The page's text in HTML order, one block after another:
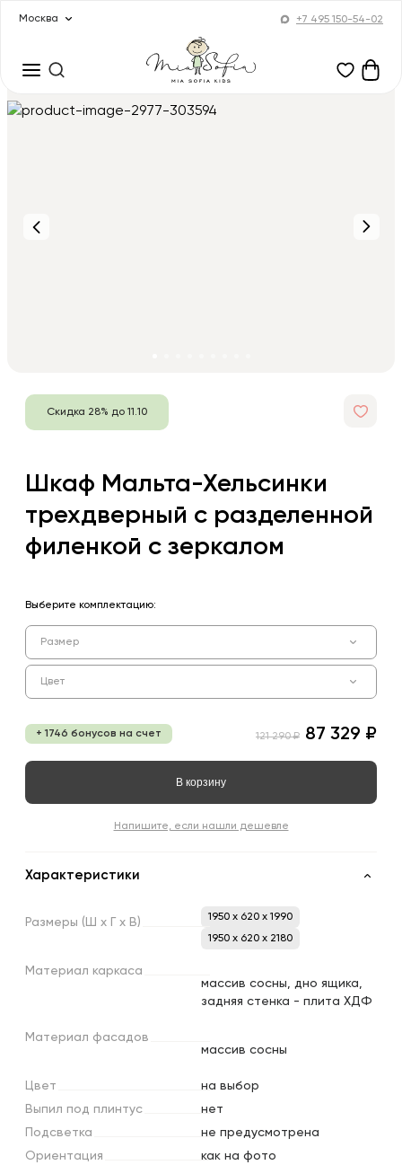
Москва +7 495 150-54-02
Скидка 28% до 11.10
Шкаф Мальта-Хельсинки
трехдверный с разделенной
филенкой с зеркалом
Выберите комплектацию:
Размер
Цвет
+ 1746 бонусов на счет 121 290 ₽ 87 329 ₽
В корзину
Напишите, если нашли дешевле
Характеристики
Размеры (Ш х х В)
1950 x 620 x 1990
1950 x 620 x 2180
Материал каркаса
массив сосны, дно ящика,
задняя стенка - плита ХДФ
Материал фасадов
массив сосны
Цвет
на выбор
Выпил под плинтус
нет
Подсветка
не предусмотрена
Ориентация
как на фото